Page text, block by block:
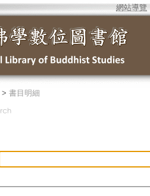
網站導覽
> 書目明細